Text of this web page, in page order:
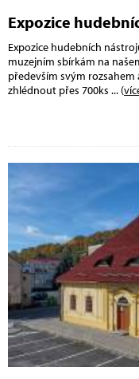
Expozice
Expozice hudebních
muzejním sbírkám na
především svým
zhlédnout přes 700ks ... (